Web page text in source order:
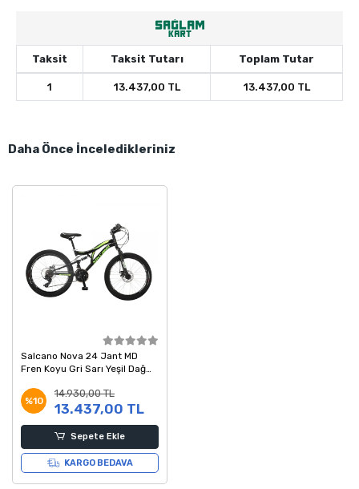
Taksit Taksit Tutarı Toplam Tutar
1 13.437,00 TL 13.437,00 TL
Daha Önce İnceledikleriniz
Salcano Nova 24 Jant MD
Fren Koyu Gri Sarı Yeşil Dağ
%10
14.930,00 TL
13.437,00 TL
Sepete Ekle
KARGO BEDAVA